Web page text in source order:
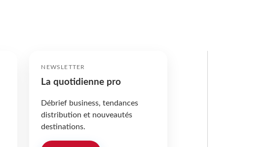
NEWSLETTER
La quotidienne pro
Débrief business, tendances
distribution et nouveautés
destinations.